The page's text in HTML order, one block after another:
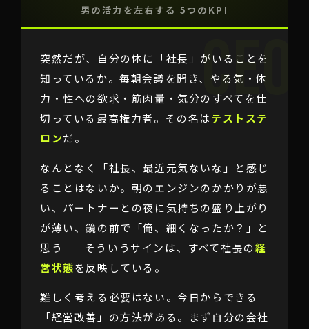
男の活力を左右する 5つのKPI
突然だが、自分の体に「社長」がいることを
知っているか。毎朝会議を開き、やる気・体
力・性への欲求・筋肉量・気分のすべてを仕
切っている最高権力者。その名はテストステ
ロンだ。
なんとなく「社長、最近元気ないな」と感じ
ることはないか。朝のエンジンのかかりが悪
い、パートナーとの夜に気持ちの盛り上がり
が薄い、鏡の前で「俺、細くなったか？」と
思う——そういうサインは、すべて社長の経
営状態を反映している。
難しく考える必要はない。今日からできる
「経営改善」の方法がある。まず自分の会社